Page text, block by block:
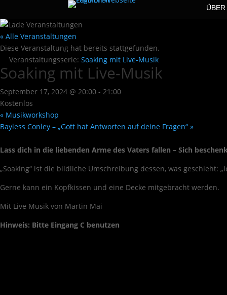
« Alle Veranstaltungen
Diese Veranstaltung hat bereits stattgefunden.
Veranstaltungsserie: Soaking mit Live-Musik
Soaking mit Live-Musik
September 17, 2024 @ 20:00 - 21:00
Kostenlos
« Musikworkshop
Bayless Conley – „Gott hat Antworten auf deine Fragen“ »
Lass dich in die liebenden Arme des Vaters fallen – Sich
„Soaking“ ist die bildliche Umschreibung dessen, was geschieht:
Gerne kann ein Kopfkissen und eine Decke mitgebracht werden.
Mit Live Musik von Martin Mai
Hinweis: Bitte Eingang C benutzen